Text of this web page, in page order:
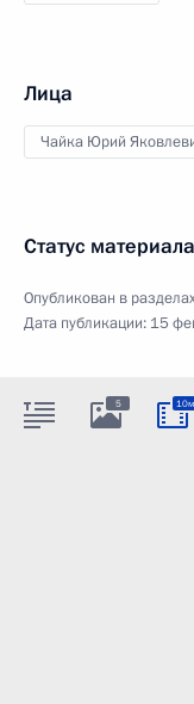
Лица
Чайка Юрий
Статус материала
Опубликован в
Дата публикации: 15
5 10м